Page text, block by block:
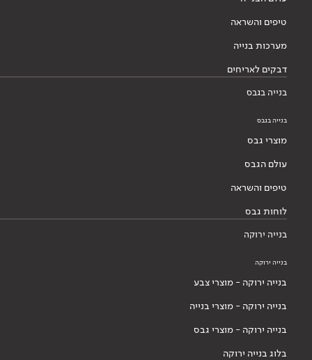
טיפים והשראה
מערכות בנייה
דבקים לאריחים
בנייה בגבס
בנייה בגבס
מוצרי גבס
עולם הגבס
טיפים והשראה
לוחות גבס
בנייה ירוקה
בנייה ירוקה
בנייה ירוקה - מוצרי צבע
בנייה ירוקה - מוצרי בנייה
בנייה ירוקה - מוצרי גבס
בלוג בנייה ירוקה